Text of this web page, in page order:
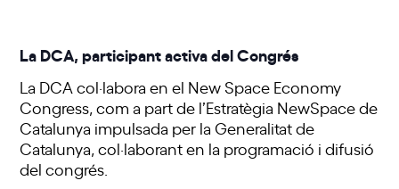
La DCA, participant activa del Congrés
La DCA col·labora en el New Space Economy
Congress, com a part de l’Estratègia NewSpace de
Catalunya impulsada per la Generalitat de
Catalunya, col·laborant en la programació i difusió
del congrés.